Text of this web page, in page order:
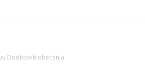
Dodikovih obećanja